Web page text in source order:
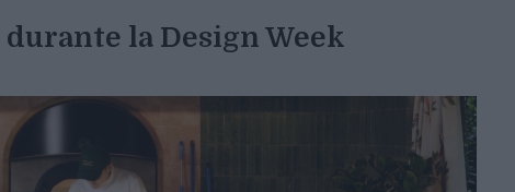
la Design Week